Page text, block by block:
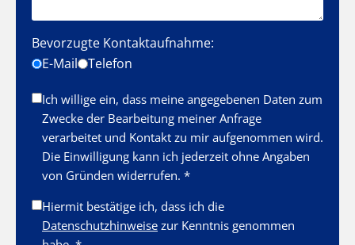
Bevorzugte Kontaktaufnahme:
E-Mail
Telefon
Ich willige ein, dass meine angegebenen Daten zum
Zwecke der Bearbeitung meiner Anfrage
verarbeitet und Kontakt zu mir aufgenommen wird.
Die Einwilligung kann ich jederzeit ohne Angaben
von Gründen widerrufen. *
Hiermit bestätige ich, dass ich die
Datenschutzhinweise zur Kenntnis genommen